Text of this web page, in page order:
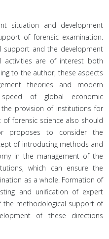
situation and development
of forensic examination.
support and the development
activities are of interest both
to the author, these aspects
theories and modern
speed of global economic
provision of institutions for
forensic science also should
proposes to consider the
of introducing methods and
in the management of the
which can ensure the
as a whole. Formation of
and unification of expert
the methodological support of
of these directions